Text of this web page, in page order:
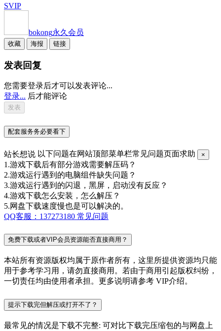
SVIP
bokong永久会员
收藏 海报 链接
发表回复
您需要登录后才可以发表评论...
登录... 后才能评论
配套服务务必要看下
站长想说 以下问题在网站顶部菜单栏常见问题页面求助 ×
1.游戏下载后有部分游戏需要解压码？
2.游戏运行遇到的电脑组件缺失问题？
3.游戏运行遇到的闪退，黑屏，启动没有反应？
4.游戏下载怎么安装，怎么解压？
5.网盘下载速度慢也是可以解决的。
QQ客服：137273180 常见问题
免费下载或者VIP会员资源能否直接商用？
本站所有资源版权均属于原作者所有，这里所提供资源均只能
用于参考学习用，请勿直接商用。若由于商用引起版权纠纷，
一切责任均由使用者承担。更多说明请参考 VIP介绍。
提示下载完但解压或打开不了？
最常见的情况是下载不完整: 可对比下载完压缩包的与网盘上